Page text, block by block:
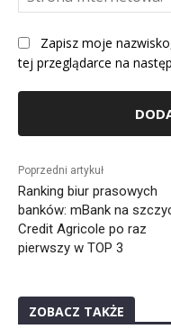
Zapisz moje
tej przeglądarce na
Poprzedni artykuł
Ranking biur prasowych
banków: mBank na
Credit Agricole po raz
pierwszy w TOP 3
ZOBACZ TAKŻE